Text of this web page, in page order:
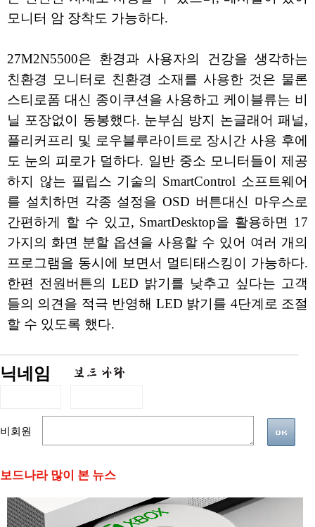
모니터 암 장착도 가능하다.
27M2N5500은 환경과 사용자의 건강을 생각하는
친환경 모니터로 친환경 소재를 사용한 것은 물론
스티로폼 대신 종이쿠션을 사용하고 케이블류는 비
닐 포장없이 동봉했다. 눈부심 방지 논글래어 패널,
플리커프리 및 로우블루라이트로 장시간 사용 후에
도 눈의 피로가 덜하다. 일반 중소 모니터들이 제공
하지 않는 필립스 기술의 SmartControl 소프트웨어
를 설치하면 각종 설정을 OSD 버튼대신 마우스로
간편하게 할 수 있고, SmartDesktop을 활용하면 17
가지의 화면 분할 옵션을 사용할 수 있어 여러 개의
프로그램을 동시에 보면서 멀티태스킹이 가능하다.
한편 전원버튼의 LED 밝기를 낮추고 싶다는 고객
들의 의견을 적극 반영해 LED 밝기를 4단계로 조절
할 수 있도록 했다.
닉네임
비회원
보드나라 많이 본 뉴스